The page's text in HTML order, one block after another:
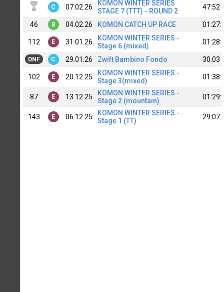
C 07.02.26
KOMON WINTER SERIES
STAGE 7 (TTT) - ROUND 2
47:52
46 B 04.02.26 KOMON CATCH UP RACE
112 E 31.01.26
KOMON WINTER SERIES -
Stage 6 (mixed)
DNF C 29.01.26 Zwift Bambino Fondo 30:03
102 E 20.12.25
KOMON WINTER SERIES -
Stage 3(mixed)
87 E 13.12.25
KOMON WINTER SERIES -
Stage 2 (mountain)
143 E 06.12.25
KOMON WINTER SERIES -
Stage 1 (TT)
29:07